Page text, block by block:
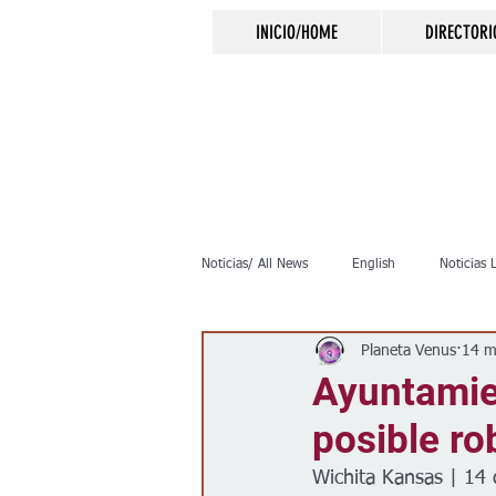
INICIO/HOME
Noticias/ All News English Noticias
Inmigración Crimen
Clima Vivienda
posible
Planeta Venus 14
Wichita Kansas | 14